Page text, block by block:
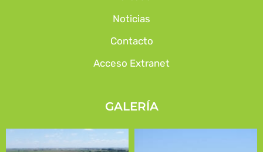
Noticias
Contacto
Acceso Extranet
GALERÍA